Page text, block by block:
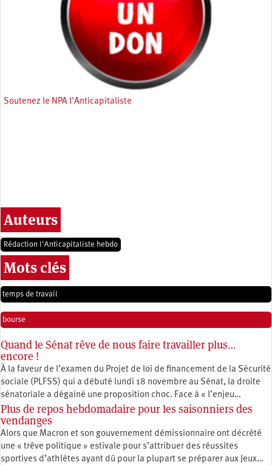
Soutenez le NPA l'Anticapitaliste
Auteurs
Rédaction l’Anticapitaliste hebdo
Mots clés
temps de travail
bourse
Quand le Sénat rêve de nous faire travailler plus…
encore !
À la faveur de l’examen du Projet de loi de financement de la Sécurité
sociale (PLFSS) qui a débuté lundi 18 novembre au Sénat, la droite
sénatoriale a dégainé une proposition choc. Face à « l’enjeu…
Plus de repos hebdomadaire pour les saisonniers des
vendanges
Alors que Macron et son gouvernement démissionnaire ont décrété
une « trêve politique » estivale pour s’attribuer des réussites
sportives d’athlètes ayant dû pour la plupart se préparer aux Jeux…